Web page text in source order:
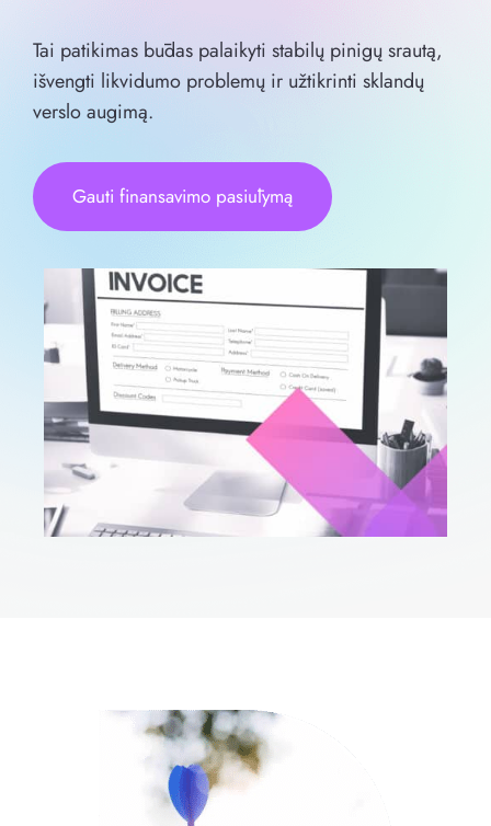
Tai patikimas būdas palaikyti stabilų pinigų srautą,
išvengti likvidumo problemų ir užtikrinti sklandų
verslo augimą.
Gauti finansavimo pasiūlymą